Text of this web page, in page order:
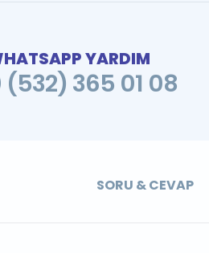
YARDIM
(532) 365 01 08
SORU & CEVAP